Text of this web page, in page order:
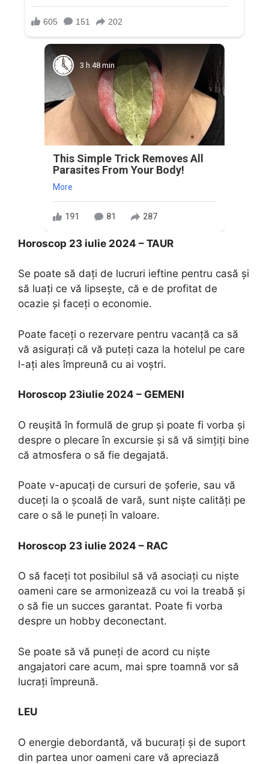
3 h 48 min
This Simple Trick Removes All
Parasites From Your Body!
More
191 81 287
Horoscop 23 iulie 2024 – TAUR
Se poate să dați de lucruri ieftine pentru casă și
să luați ce vă lipsește, că e de profitat de
ocazie și faceți o economie.
Poate faceți o rezervare pentru vacanță ca să
vă asigurați că vă puteți caza la hotelul pe care
l-ați ales împreună cu ai voștri.
Horoscop 23iulie 2024 – GEMENI
O reușită în formulă de grup și poate fi vorba și
despre o plecare în excursie și să vă simțiți bine
că atmosfera o să fie degajată.
Poate v-apucați de cursuri de șoferie, sau vă
duceți la o școală de vară, sunt niște calități pe
care o să le puneți în valoare.
Horoscop 23 iulie 2024 – RAC
O să faceți tot posibilul să vă asociați cu niște
oameni care se armonizează cu voi la treabă și
o să fie un succes garantat. Poate fi vorba
despre un hobby deconectant.
Se poate să vă puneți de acord cu niște
angajatori care acum, mai spre toamnă vor să
lucrați împreună.
LEU
O energie debordantă, vă bucurați și de suport
din partea unor oameni care vă apreciază